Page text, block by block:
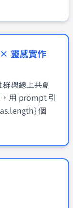
靈感實作
與線上共創
用 prompt 引
個